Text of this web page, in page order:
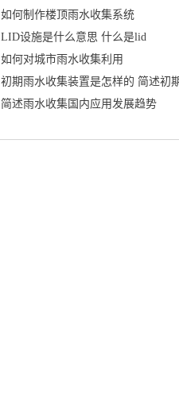
如何制作楼顶雨水收集系统
LID设施是什么意思什么是lid
如何对城市雨水收集利用
简述雨水收集国内应用发展趋势